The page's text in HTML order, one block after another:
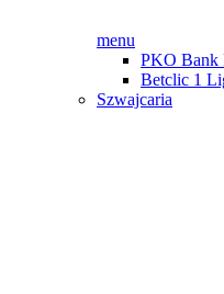
menu
PKO Bank
Betclic 1
Szwajcaria